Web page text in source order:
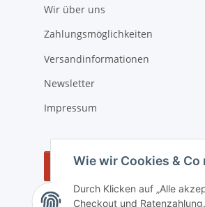
Wie wir Cookies & Co
Durch Klicken auf „Alle
Checkout und
Wir über uns
Zahlungsmöglichkeiten
Versandinformationen
Newsletter
Impressum
Vertrag widerrufen